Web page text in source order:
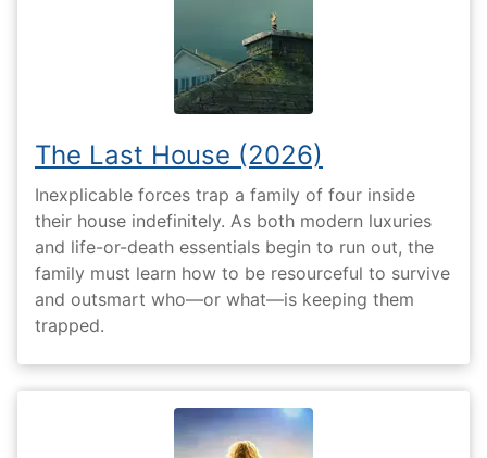
The Last House (2026)
Inexplicable forces trap a family of four inside
their house indefinitely. As both modern luxuries
and life-or-death essentials begin to run out, the
family must learn how to be resourceful to survive
and outsmart who—or what—is keeping them
trapped.